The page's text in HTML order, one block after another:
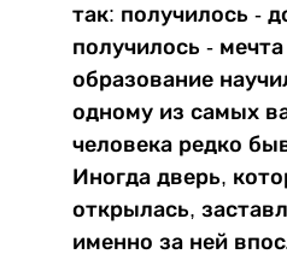
так: получилось -
получилось -
образование
одному из самых
человека редко
Иногда дверь,
открылась,
именно за ней